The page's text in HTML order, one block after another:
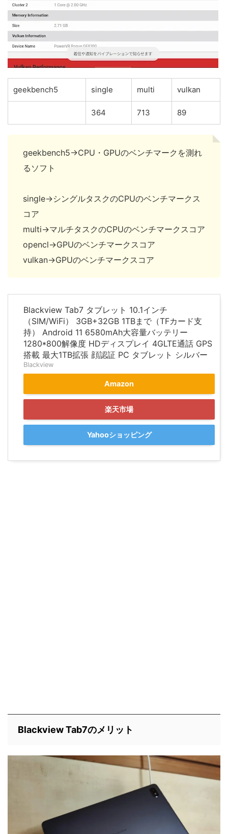
geekbench5 single multi vulkan
364 713 89
geekbench5→CPU・GPUのベンチマークを測れ
るソフト
single→シングルタスクのCPUのベンチマークス
コア
multi→マルチタスクのCPUのベンチマークスコア
opencl→GPUのベンチマークスコア
vulkan→GPUのベンチマークスコア
Blackview Tab7 タブレット 10.1インチ
（SIM/WiFi） 3GB+32GB 1TBまで（TFカード支
持） Android 11 6580mAh大容量バッテリー
1280*800解像度 HDディスプレイ 4GLTE通話 GPS
搭載 最大1TB拡張 顔認証 PC タブレット シルバー
Blackview
Amazon
楽天市場
Yahooショッピング
Blackview Tab7のメリット